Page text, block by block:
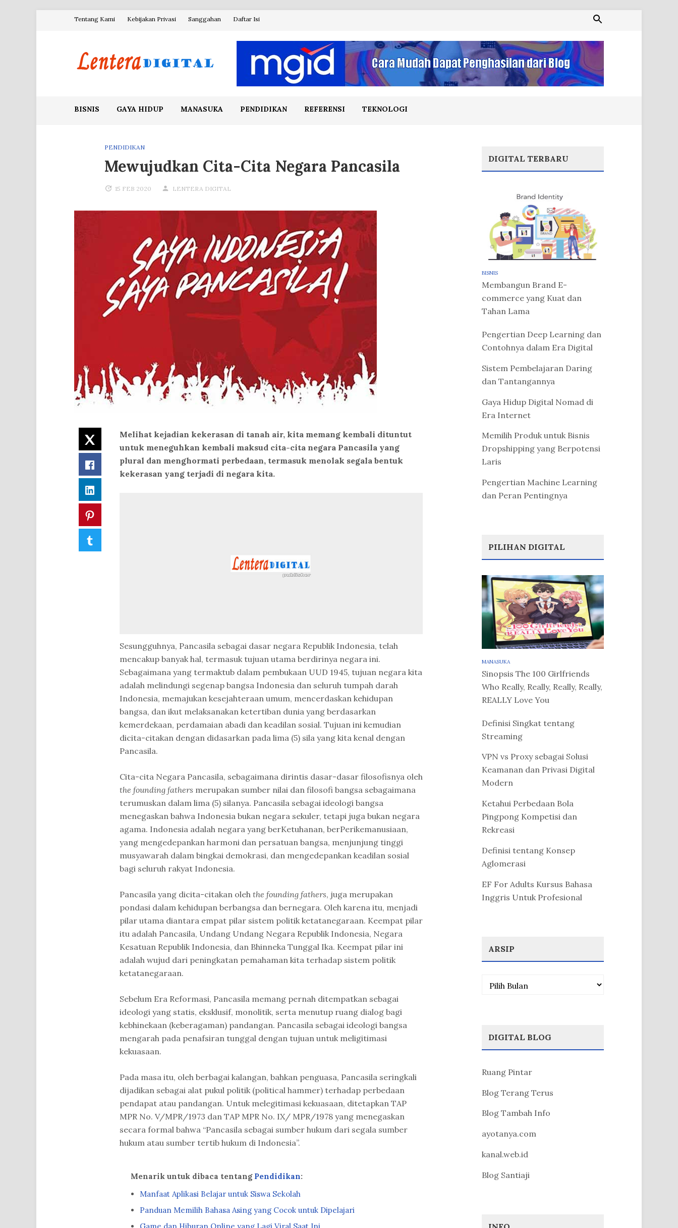
Tentang Kami Kebijakan Privasi Sanggahan Daftar Isi
BISNIS GAYA HIDUP MANASUKA PENDIDIKAN REFERENSI TEKNOLOGI
PENDIDIKAN
Mewujudkan Cita-Cita Negara Pancasila
15 FEB 2020 LENTERA DIGITAL
Twitter
Facebook
Melihat kejadian kekerasan di tanah air, kita memang kembali dituntut
untuk meneguhkan kembali maksud cita-cita negara Pancasila yang
plural dan menghormati perbedaan, termasuk menolak segala bentuk
kekerasan yang terjadi di negara kita.
Sesungguhnya, Pancasila sebagai dasar negara Republik Indonesia, telah
mencakup banyak hal, termasuk tujuan utama berdirinya negara ini.
Sebagaimana yang termaktub dalam pembukaan UUD 1945, tujuan negara kita
adalah melindungi segenap bangsa Indonesia dan seluruh tumpah darah
Indonesia, memajukan kesejahteraan umum, mencerdaskan kehidupan
bangsa, dan ikut melaksanakan ketertiban dunia yang berdasarkan
kemerdekaan, perdamaian abadi dan keadilan sosial. Tujuan ini kemudian
dicita-citakan dengan didasarkan pada lima (5) sila yang kita kenal dengan
Pancasila.
Cita-cita Negara Pancasila, sebagaimana dirintis dasar-dasar filosofisnya oleh
the founding fathers merupakan sumber nilai dan filosofi bangsa sebagaimana
terumuskan dalam lima (5) silanya. Pancasila sebagai ideologi bangsa
menegaskan bahwa Indonesia bukan negara sekuler, tetapi juga bukan negara
agama. Indonesia adalah negara yang berKetuhanan, berPerikemanusiaan,
yang mengedepankan harmoni dan persatuan bangsa, menjunjung tinggi
musyawarah dalam bingkai demokrasi, dan mengedepankan keadilan sosial
bagi seluruh rakyat Indonesia.
Pancasila yang dicita-citakan oleh the founding fathers, juga merupakan
pondasi dalam kehidupan berbangsa dan bernegara. Oleh karena itu, menjadi
pilar utama diantara empat pilar sistem politik ketatanegaraan. Keempat pilar
itu adalah Pancasila, Undang Undang Negara Republik Indonesia, Negara
Kesatuan Republik Indonesia, dan Bhinneka Tunggal Ika. Keempat pilar ini
adalah wujud dari peningkatan pemahaman kita terhadap sistem politik
ketatanegaraan.
Sebelum Era Reformasi, Pancasila memang pernah ditempatkan sebagai
ideologi yang statis, eksklusif, monolitik, serta menutup ruang dialog bagi
kebhinekaan (keberagaman) pandangan. Pancasila sebagai ideologi bangsa
mengarah pada penafsiran tunggal dengan tujuan untuk meligitimasi
kekuasaan.
Pada masa itu, oleh berbagai kalangan, bahkan penguasa, Pancasila seringkali
dijadikan sebagai alat pukul politik (political hammer) terhadap perbedaan
pendapat atau pandangan. Untuk melegitimasi kekuasaan, ditetapkan TAP
MPR No. V/MPR/1973 dan TAP MPR No. IX/ MPR/1978 yang menegaskan
secara formal bahwa “Pancasila sebagai sumber hukum dari segala sumber
hukum atau sumber tertib hukum di Indonesia”.
Menarik untuk dibaca tentang Pendidikan:
Manfaat Aplikasi Belajar untuk Siswa Sekolah
Panduan Memilih Bahasa Asing yang Cocok untuk Dipelajari
Game dan Hiburan Online yang Lagi Viral Saat Ini
DIGITAL TERBARU
BISNIS
Membangun Brand E-
commerce yang Kuat dan
Tahan Lama
Pengertian Deep Learning dan
Contohnya dalam Era Digital
Sistem Pembelajaran Daring
dan Tantangannya
Gaya Hidup Digital Nomad di
Era Internet
Memilih Produk untuk Bisnis
Dropshipping yang Berpotensi
Laris
Pengertian Machine Learning
dan Peran Pentingnya
PILIHAN DIGITAL
MANASUKA
Sinopsis The 100 Girlfriends
Who Really, Really, Really, Really,
REALLY Love You
Definisi Singkat tentang
Streaming
VPN vs Proxy sebagai Solusi
Keamanan dan Privasi Digital
Modern
Ketahui Perbedaan Bola
Pingpong Kompetisi dan
Rekreasi
Definisi tentang Konsep
Aglomerasi
EF For Adults Kursus Bahasa
Inggris Untuk Profesional
ARSIP
Arsip
DIGITAL BLOG
Ruang Pintar
Blog Terang Terus
Blog Tambah Info
ayotanya.com
kanal.web.id
Blog Santiaji